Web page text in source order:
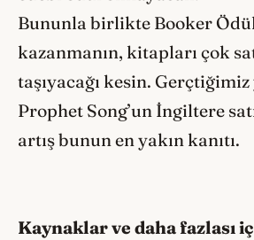
Bununla birlikte Booker
kazanmanın, kitapları çok
taşıyacağı kesin. Gerçtiğimiz
Prophet Song’un İngiltere
artış bunun en yakın kanıtı.
Kaynaklar ve daha fazlası